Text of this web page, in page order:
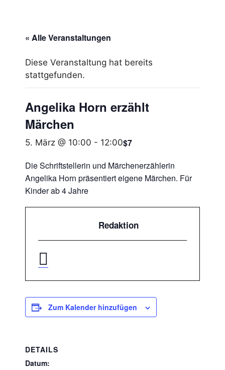
« Alle Veranstaltungen
Diese Veranstaltung hat bereits
stattgefunden.
Angelika Horn erzählt
Märchen
5. März @ 10:00 - 12:00$7
Die Schriftstellerin und Märchenerzählerin
Angelika Horn präsentiert eigene Märchen. Für
Kinder ab 4 Jahre
Redaktion
Zum Kalender hinzufügen
DETAILS
Datum: